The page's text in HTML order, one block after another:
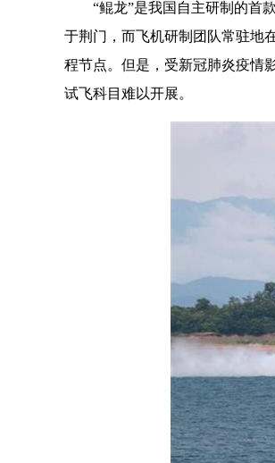
“鲲龙”是我国自主研制的首
于荆门，而飞机研制团队常驻地
程节点。但是，受新冠肺炎疫情
试飞科目难以开展。